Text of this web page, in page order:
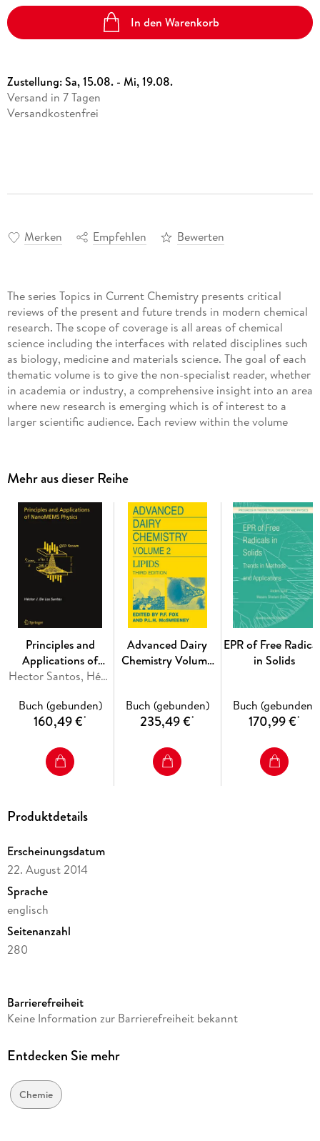
In den Warenkorb
Zustellung:Sa, 15.08. - Mi, 19.08.
Versand in 7 Tagen
Versandkostenfrei
Merken Empfehlen Bewerten
The series Topics in Current Chemistry presents critical
reviews of the present and future trends in modern chemical
research. The scope of coverage is all areas of chemical
science including the interfaces with related disciplines such
as biology, medicine and materials science. The goal of each
thematic volume is to give the non-specialist reader, whether
in academia or industry, a comprehensive insight into an area
where new research is emerging which is of interest to a
larger scientific audience. Each review within the volume
selected examples to illustrate the principles discussed. The
coverage is not intended to be an exhaustive summary of the
field or include large quantities of data, but should rather be
conceptual, concentrating on the methodological thinking
that will allow the non-specialist reader to understand the
information presented. Contributions also offer an outlook
on potential future developments in the field. Review articles
for the individual volumes are invited by the volume editors.
Readership: research chemists at universities or in industry,
graduate students.
Mehr aus dieser Reihe
Principles and
Applications of
NanoMEMS Physics
Hector Santos, Héctor J. De Los Santos
Buch (gebunden)
160,49 €*
Advanced Dairy
Chemistry Volume
Buch (gebunden)
235,49 €*
EPR of Free
in Solids
Buch (gebunden)
170,99 €*
Produktdetails
Erscheinungsdatum
22. August 2014
Sprache
englisch
Seitenanzahl
280
Herausgegeben von
Verlag/Hersteller
Abbildungen
VII, 270 p. 175 illus., 88 illus. in color.
Barrierefreiheit
Keine Information zur Barrierefreiheit bekannt
Entdecken Sie mehr
Chemie